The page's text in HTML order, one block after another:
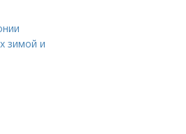
зимой и